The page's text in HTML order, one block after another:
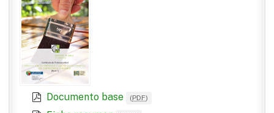
Documento base (PDF)